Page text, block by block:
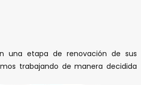
una etapa de renovación de sus
trabajando de manera decidida